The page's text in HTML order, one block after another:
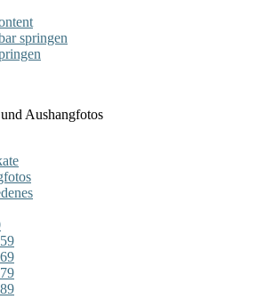
springen
Aushangfotos